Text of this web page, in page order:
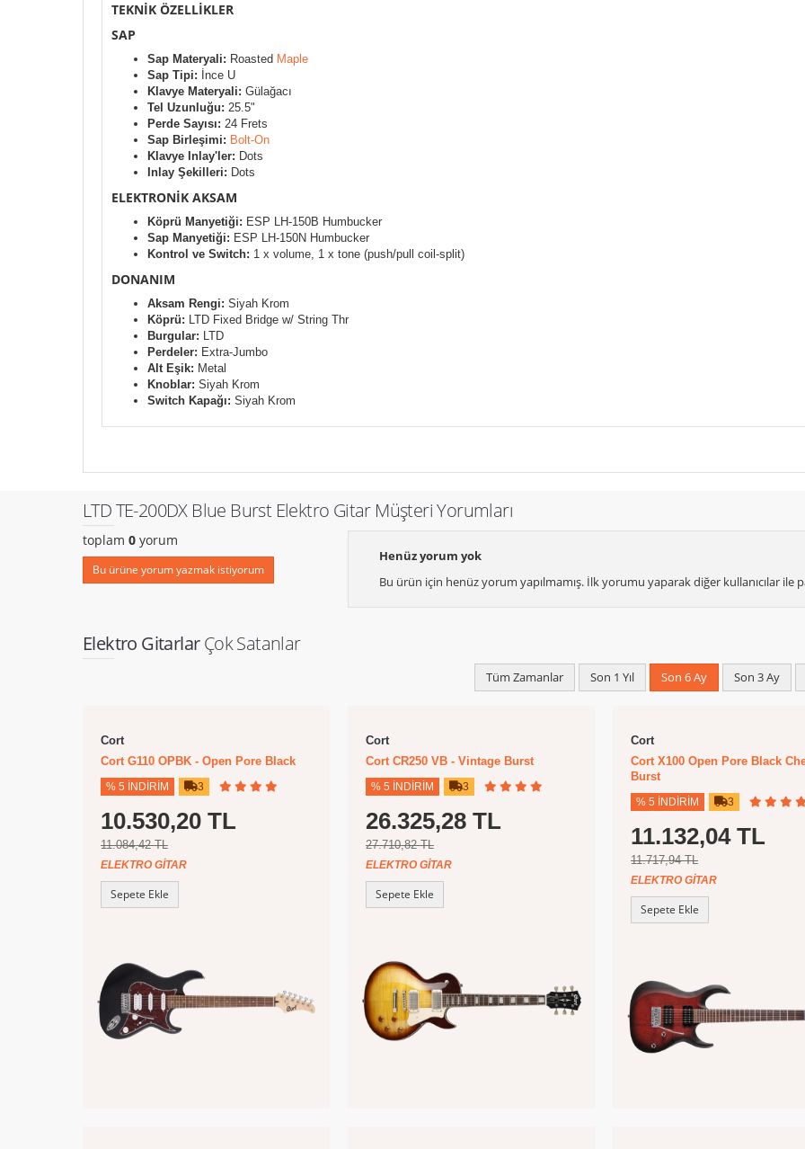
TEKNİK ÖZELLİKLER
SAP
Sap Materyali: Roasted Maple
Sap Tipi: İnce U
Klavye Materyali: Gülağacı
Tel Uzunluğu: 25.5"
Perde Sayısı: 24 Frets
Sap Birleşimi: Bolt-On
Klavye Inlay'ler: Dots
Inlay Şekilleri: Dots
ELEKTRONİK AKSAM
Köprü Manyetiği: ESP LH-150B Humbucker
Sap Manyetiği: ESP LH-150N Humbucker
Kontrol ve Switch: 1 x volume, 1 x tone (push/pull coil-split)
DONANIM
Aksam Rengi: Siyah Krom
Köprü: LTD Fixed Bridge w/ String Thr
Burgular: LTD
Perdeler: Extra-Jumbo
Alt Eşik: Metal
Knoblar: Siyah Krom
Switch Kapağı: Siyah Krom
LTD TE-200DX Blue Burst Elektro Gitar Müşteri Yorumları
toplam 0 yorum
Bu ürüne yorum yazmak istiyorum
Henüz yorum yok
Bu ürün için henüz yorum yapılmamış. İlk yorumu yaparak diğer kullanıcılar ile
Elektro GitarlarÇok Satanlar
Tüm Zamanlar Son 1 Yıl Son 6 Ay Son 3 Ay
Cort
Cort G110 OPBK - Open Pore Black
% 5 İNDIRIM 3
10.530,20 TL
11.084,42 TL
ELEKTRO GITAR
Sepete Ekle
Cort
Cort CR250 VB - Vintage Burst
% 5 İNDIRIM 3
26.325,28 TL
27.710,82 TL
ELEKTRO GITAR
Sepete Ekle
Cort
Cort X100 Open Pore Black
Burst
% 5 İNDIRIM 3
11.132,04 TL
11.717,94 TL
ELEKTRO GITAR
Sepete Ekle